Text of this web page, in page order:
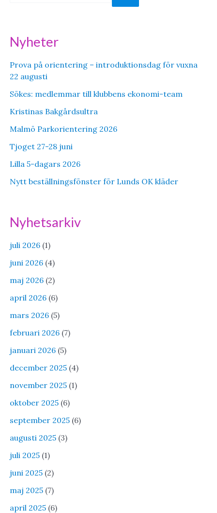
Nyheter
Prova på orientering – introduktionsdag för vuxna
22 augusti
Sökes: medlemmar till klubbens ekonomi-team
Kristinas Bakgårdsultra
Malmö Parkorientering 2026
Tjoget 27-28 juni
Lilla 5-dagars 2026
Nytt beställningsfönster för Lunds OK kläder
Nyhetsarkiv
juli 2026 (1)
juni 2026 (4)
maj 2026 (2)
april 2026 (6)
mars 2026 (5)
februari 2026 (7)
januari 2026 (5)
december 2025 (4)
november 2025 (1)
oktober 2025 (6)
september 2025 (6)
augusti 2025 (3)
juli 2025 (1)
juni 2025 (2)
maj 2025 (7)
april 2025 (6)